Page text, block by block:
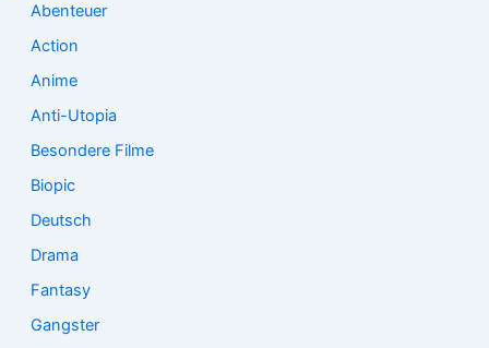
Abenteuer
Action
Anime
Anti-Utopia
Besondere Filme
Biopic
Deutsch
Drama
Fantasy
Gangster